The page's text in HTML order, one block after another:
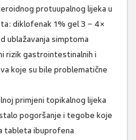
protuupalnog lijeka u
diklofenak 1% gel 3 − 4×
ublažavanja simptoma
rizik gastrointestinalnih i
koje su bile problematične
primjeni topikalnog lijeka
pogoršanje i tegobe koje
tableta ibuprofena